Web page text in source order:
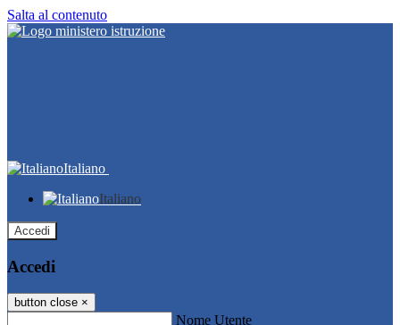
Salta al contenuto
Italiano
Italiano
Accedi
Accedi
button close ×
Nome Utente